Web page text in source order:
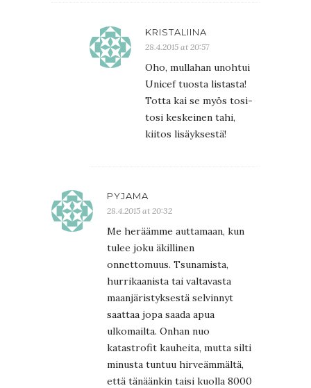
KRISTALIINA
28.4.2015 at 20:57
Oho, mullahan unohtui
Unicef tuosta listasta!
Totta kai se myös tosi-
tosi keskeinen tahi,
kiitos lisäyksestä!
PYJAMA
28.4.2015 at 20:32
Me heräämme auttamaan, kun
tulee joku äkillinen
onnettomuus. Tsunamista,
hurrikaanista tai valtavasta
maanjäristyksestä selvinnyt
saattaa jopa saada apua
ulkomailta. Onhan nuo
katastrofit kauheita, mutta silti
minusta tuntuu hirveämmältä,
että tänäänkin taisi kuolla 8000